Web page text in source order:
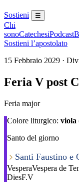
Sostieni ☰
Chi
sonoCatechesiPodcast
Sostieni l’apostolato
15 Febbraio 2029 ·
Feria V post
Feria major
Colore liturgico: viola
Santo del giorno
Santi Faustino
VesperaVespera de
DiesF.V